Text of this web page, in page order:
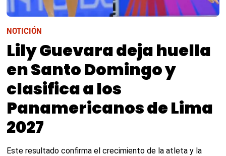
NOTICIÓN
Lily Guevara deja huella
en Santo Domingo y
clasifica a los
Panamericanos de Lima
2027
Este resultado confirma el crecimiento de la atleta y la